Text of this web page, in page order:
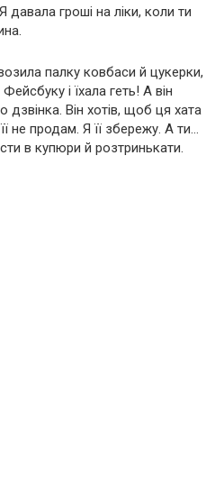
гроші на ліки, коли ти
палку ковбаси й цукерки,
і їхала геть! А він
дзвінка. Він хотів, щоб ця хата
не продам. Я її збережу. А ти…
в купюри й розтринькати.